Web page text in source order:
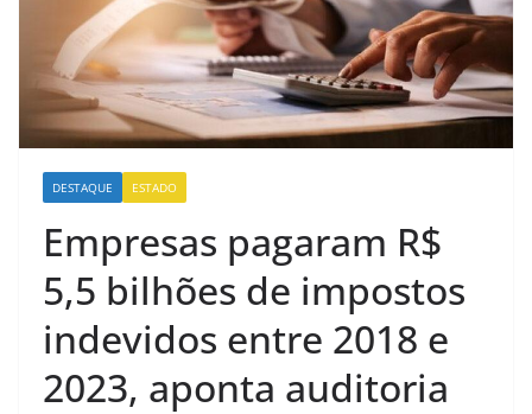
DESTAQUE ESTADO
Empresas pagaram R$
5,5 bilhões de impostos
indevidos entre 2018 e
2023, aponta auditoria